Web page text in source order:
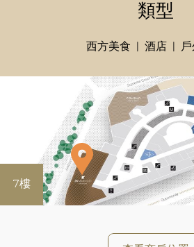
類型
西方美食 酒店
7樓